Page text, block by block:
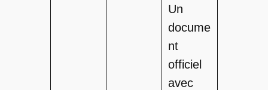
Un
docume
nt
officiel
avec